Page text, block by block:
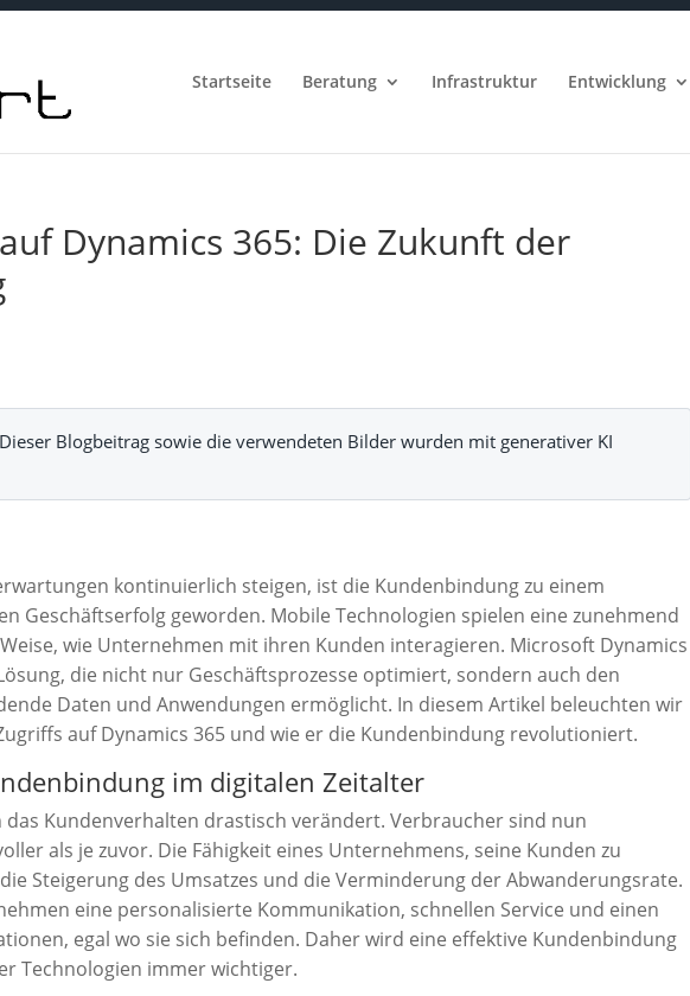
Startseite Beratung Infrastruktur Entwicklung
Dynamics 365: Die Zukunft der
Dieser Blogbeitrag sowie die verwendeten Bilder wurden mit generativer KI
kontinuierlich steigen, ist die Kundenbindung zu einem
Geschäftserfolg geworden. Mobile Technologien spielen eine zunehmend
wie Unternehmen mit ihren Kunden interagieren. Microsoft Dynamics
die nicht nur Geschäftsprozesse optimiert, sondern auch den
Daten und Anwendungen ermöglicht. In diesem Artikel beleuchten wir
auf Dynamics 365 und wie er die Kundenbindung revolutioniert.
im digitalen Zeitalter
Kundenverhalten drastisch verändert. Verbraucher sind nun
als je zuvor. Die Fähigkeit eines Unternehmens, seine Kunden zu
Steigerung des Umsatzes und die Verminderung der Abwanderungsrate.
eine personalisierte Kommunikation, schnellen Service und einen
egal wo sie sich befinden. Daher wird eine effektive Kundenbindung
Technologien immer wichtiger.